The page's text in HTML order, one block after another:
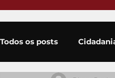
Todos os posts